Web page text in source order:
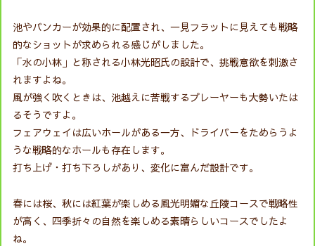
池やバンカーが効果的に配置され、一見フラットに見えても戦略
的なショットが求められる感じがしました。
「水の小林」と称される小林光昭氏の設計で、挑戦意欲を刺激さ
れますよね。
風が強く吹くときは、池越えに苦戦するプレーヤーも大勢いたは
るそうですよ。
フェアウェイは広いホールがある一方、ドライバーをためらうよ
うな戦略的なホールも存在します。
打ち上げ・打ち下ろしがあり、変化に富んだ設計です。
春には桜、秋には紅葉が楽しめる風光明媚な丘陵コースで戦略性
が高く、四季折々の自然を楽しめる素晴らしいコースでしたよ
ね。